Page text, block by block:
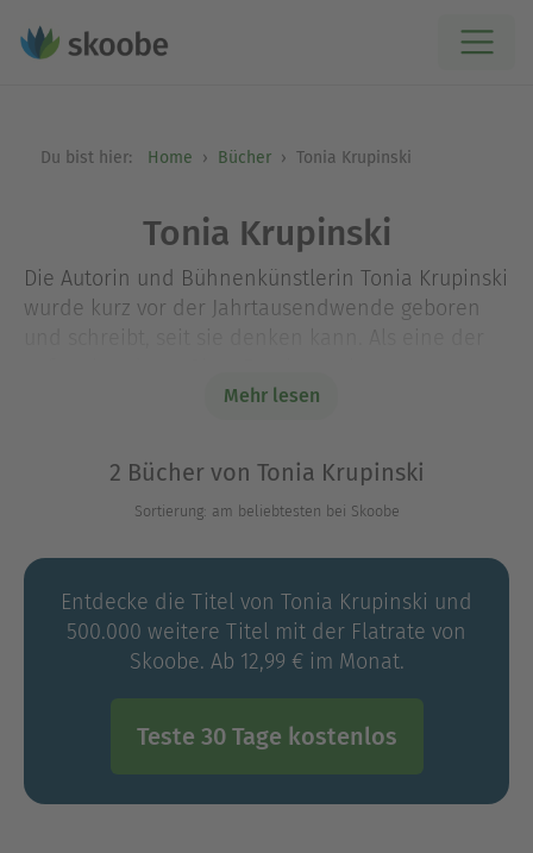
Du bist hier: Home Bücher Tonia Krupinski
Tonia Krupinski
Die Autorin und Bühnenkünstlerin Tonia Krupinski
wurde kurz vor der Jahrtausendwende geboren
deutschsprachigen Raum bereist sie mit ihren
die Bundesrepublik seit einigen Jahren mit
großem Erfolg. Mehr unter www.tonia-krupinski.de
Mehr lesen
2 Bücher von Tonia Krupinski
Sortierung: am beliebtesten bei Skoobe
Entdecke die Titel von Tonia Krupinski und
500.000 weitere Titel mit der Flatrate von
Skoobe. Ab 12,99 € im Monat.
Teste 30 Tage kostenlos